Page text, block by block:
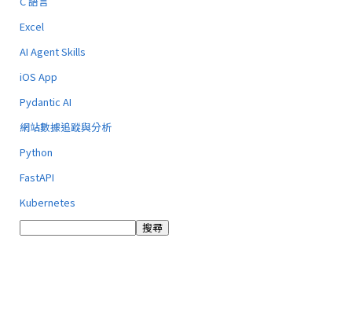
Excel
AI Agent Skills
iOS App
Pydantic AI
網站數據追蹤與分析
Python
FastAPI
Kubernetes